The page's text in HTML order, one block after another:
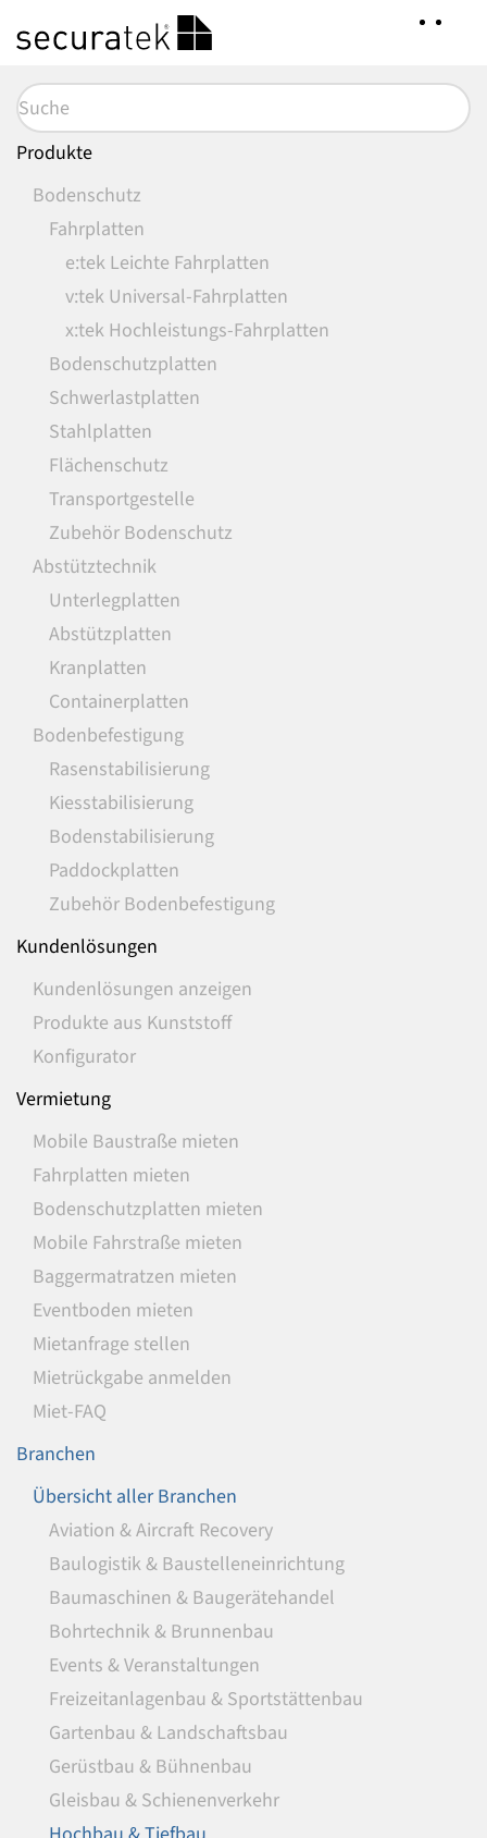
Hauptinhalt
springen
Produkte
Bodenschutz
Fahrplatten
e:tek Leichte Fahrplatten
v:tek Universal-Fahrplatten
x:tek Hochleistungs-Fahrplatten
Bodenschutzplatten
Schwerlastplatten
Stahlplatten
Flächenschutz
Transportgestelle
Zubehör Bodenschutz
Abstütztechnik
Unterlegplatten
Abstützplatten
Kranplatten
Containerplatten
Bodenbefestigung
Rasenstabilisierung
Kiesstabilisierung
Bodenstabilisierung
Paddockplatten
Zubehör Bodenbefestigung
Kundenlösungen
Kundenlösungen anzeigen
Produkte aus Kunststoff
Konfigurator
Vermietung
Mobile Baustraße mieten
Fahrplatten mieten
Bodenschutzplatten mieten
Mobile Fahrstraße mieten
Baggermatratzen mieten
Eventboden mieten
Mietanfrage stellen
Mietrückgabe anmelden
Miet-FAQ
Branchen
Übersicht aller Branchen
Aviation & Aircraft Recovery
Baulogistik & Baustelleneinrichtung
Baumaschinen & Baugerätehandel
Bohrtechnik & Brunnenbau
Events & Veranstaltungen
Freizeitanlagenbau & Sportstättenbau
Gartenbau & Landschaftsbau
Gerüstbau & Bühnenbau
Gleisbau & Schienenverkehr